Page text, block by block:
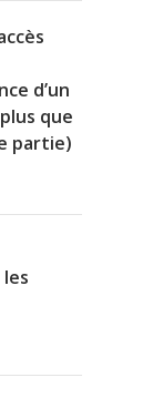
d’un
que
partie)